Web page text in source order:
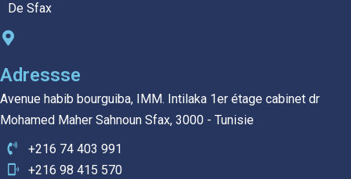
De Sfax
Adressse
Avenue habib bourguiba, IMM. Intilaka 1er étage cabinet dr
Mohamed Maher Sahnoun Sfax, 3000 - Tunisie
+216 74 403 991
+216 98 415 570